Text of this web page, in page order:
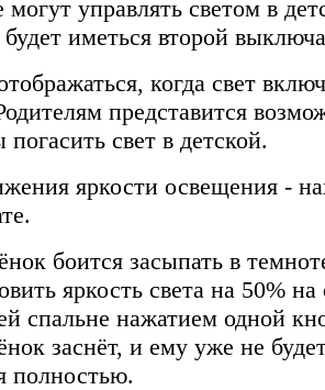
могут управлять светом в
иметься второй
когда свет
представится
свет в детской.
яркости освещения -
боится засыпать в
яркость света на 50%
спальне нажатием одной
заснёт, и ему уже не
полностью.